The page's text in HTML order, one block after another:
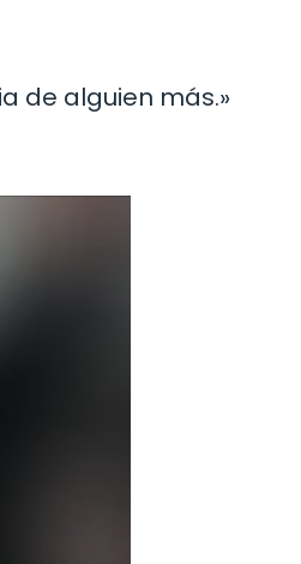
de alguien más.»